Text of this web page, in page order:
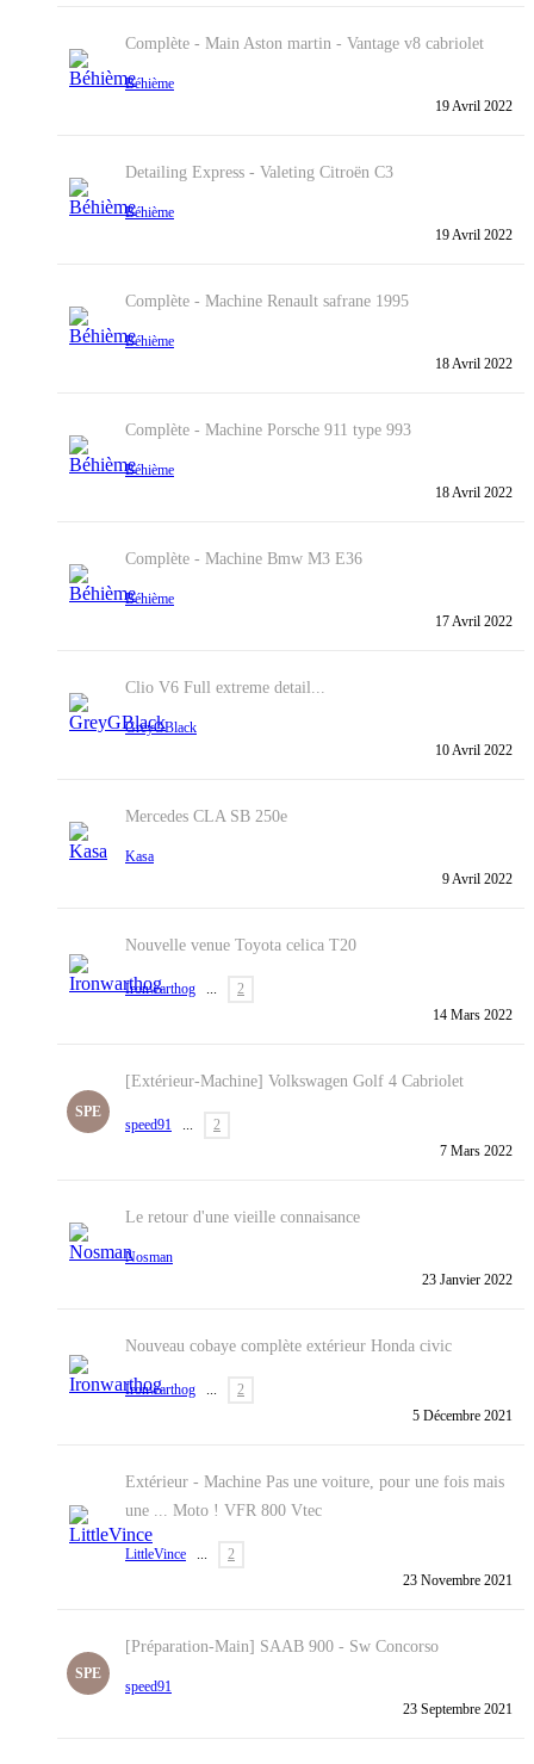
Complète - Main Aston martin - Vantage v8 cabriolet
Béhième
19 Avril 2022
Detailing Express - Valeting Citroën C3
Béhième
19 Avril 2022
Complète - Machine Renault safrane 1995
Béhième
18 Avril 2022
Complète - Machine Porsche 911 type 993
Béhième
18 Avril 2022
Complète - Machine Bmw M3 E36
Béhième
17 Avril 2022
Clio V6 Full extreme detail...
GreyGBlack
10 Avril 2022
Mercedes CLA SB 250e
Kasa
9 Avril 2022
Nouvelle venue Toyota celica T20
Ironwarthog ...
2
14 Mars 2022
SPE
[Extérieur-Machine] Volkswagen Golf 4 Cabriolet
speed91 ...
2
7 Mars 2022
Le retour d'une vieille connaisance
Nosman
23 Janvier 2022
Nouveau cobaye complète extérieur Honda civic
Ironwarthog ...
2
5 Décembre 2021
Extérieur - Machine Pas une voiture, pour une fois mais
une ... Moto ! VFR 800 Vtec
LittleVince ...
2
23 Novembre 2021
SPE
[Préparation-Main] SAAB 900 - Sw Concorso
speed91
23 Septembre 2021